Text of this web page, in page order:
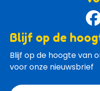
Blijf op de
Blijf op de hoogte van
voor onze nieuwsbrief